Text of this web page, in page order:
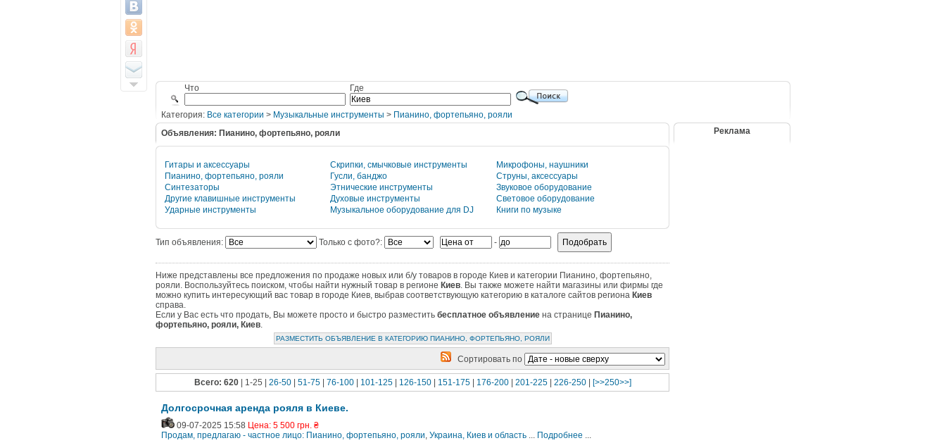
Что Где
Категория: Все категории > Музыкальные инструменты > Пианино, фортепьяно, рояли
Объявления: Пианино, фортепьяно, рояли
Гитары и аксессуары
Пианино, фортепьяно, рояли
Синтезаторы
Другие клавишные инструменты
Ударные инструменты
Скрипки, смычковые инструменты
Гусли, банджо
Этнические инструменты
Духовые инструменты
Музыкальное оборудование для DJ
Микрофоны, наушники
Струны, аксессуары
Звуковое оборудование
Световое оборудование
Книги по музыке
Тип объявления: Только с фото?: -
Ниже представлены все предложения по продаже новых или б/у товаров в городе Киев и категории Пианино, фортепьяно,
рояли. Воспользуйтесь поиском, чтобы найти нужный товар в регионе Киев. Вы также можете найти магазины или фирмы где
можно купить интересующий вас товар в городе Киев, выбрав соответствующую категорию в каталоге сайтов региона Киев
справа.
Если у Вас есть что продать, Вы можете просто и быстро разместить бесплатное объявление на странице Пианино,
фортепьяно, рояли, Киев.
РАЗМЕСТИТЬ ОБЪЯВЛЕНИЕ В КАТЕГОРИЮ ПИАНИНО, ФОРТЕПЬЯНО, РОЯЛИ
Сортировать по
Всего: 620| 1-25 | 26-50| 51-75| 76-100| 101-125| 126-150| 151-175| 176-200| 201-225| 226-250| [>>250>>]
Долгосрочная аренда рояля в Киеве.
09-07-2025 15:58 Цена: 5 500 грн. ₴
Продам, предлагаю - частное лицо: Пианино, фортепьяно, рояли, Украина, Киев и область ... Подробнее ...
Реклама